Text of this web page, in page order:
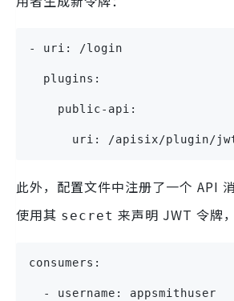
- uri: /login
  plugins:
    public-api:
uri: /apisix/plugin/
此外，配置文件中注册了一个 API
使用其 secret 来声明 JWT 令牌
consumers:
  - username: appsmithuser